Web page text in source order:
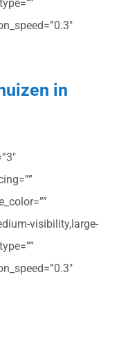
in
visibility,large-